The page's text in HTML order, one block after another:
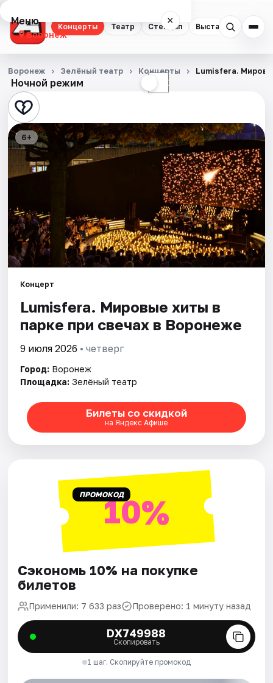
Концерты Театр Стендап Выставки
Меню ×
Воронеж
Концерты
Театр
Стендап
Выставки
Квесты
Экскурсии
Спорт
События
Города
Площадки
Рейтинги
Ночной режим ☾
Воронеж Зелёный театр Концерты Lumisfera.
6+
Концерт
Lumisfera. Мировые хиты в
парке при свечах в Воронеже
9 июля 2026 • четверг
Город: Воронеж
Площадка: Зелёный театр
Билеты со скидкой
на Яндекс Афише
ПРОМОКОД10%
Сэкономь 10% на покупке
билетов
Применили: 7 633 раз Проверено: 1 минуту назад
DX749988
Скопировать
1 шаг. Скопируйте промокод